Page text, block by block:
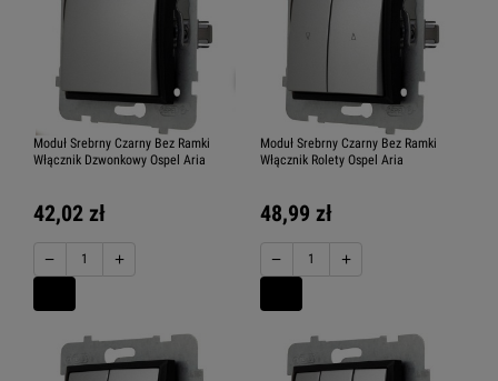
Moduł Srebrny Czarny Bez Ramki
Włącznik Dzwonkowy Ospel Aria
42,02 zł
− +
Moduł Srebrny Czarny Bez Ramki
Włącznik Rolety Ospel Aria
48,99 zł
− +